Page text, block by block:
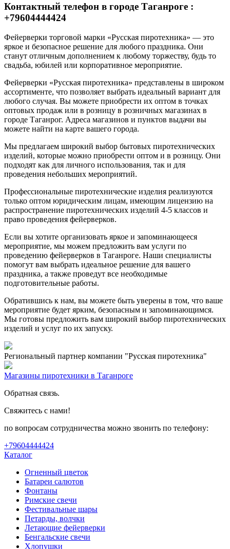
Контактный телефон в городе Таганроге :
+79604444424
Фейерверки торговой марки «Русская пиротехника» — это
яркое и безопасное решение для любого праздника. Они
станут отличным дополнением к любому торжеству, будь то
свадьба, юбилей или корпоративное мероприятие.
Фейерверки «Русская пиротехника» представлены в широком
ассортименте, что позволяет выбрать идеальный вариант для
любого случая. Вы можете приобрести их оптом в точках
оптовых продаж или в розницу в розничных магазинах в
городе Таганрог. Адреса магазинов и пунктов выдачи вы
можете найти на карте вашего города.
Мы предлагаем широкий выбор бытовых пиротехнических
изделий, которые можно приобрести оптом и в розницу. Они
подходят как для личного использования, так и для
проведения небольших мероприятий.
Профессиональные пиротехнические изделия реализуются
только оптом юридическим лицам, имеющим лицензию на
распространение пиротехнических изделий 4-5 классов и
право проведения фейерверков.
Если вы хотите организовать яркое и запоминающееся
мероприятие, мы можем предложить вам услуги по
проведению фейерверков в Таганроге. Наши специалисты
помогут вам выбрать идеальное решение для вашего
праздника, а также проведут все необходимые
подготовительные работы.
Обратившись к нам, вы можете быть уверены в том, что ваше
мероприятие будет ярким, безопасным и запоминающимся.
Мы готовы предложить вам широкий выбор пиротехнических
изделий и услуг по их запуску.
Региональный партнер компании "Русская пиротехника"
Магазины пиротехники в Таганроге
Обратная связь.
Свяжитесь с нами!
по вопросам сотрудничества можно звонить по телефону:
+79604444424
Каталог
Огненный цветок
Батареи салютов
Фонтаны
Римские свечи
Фестивальные шары
Петарды, волчки
Летающие фейерверки
Бенгальские свечи
Хлопушки